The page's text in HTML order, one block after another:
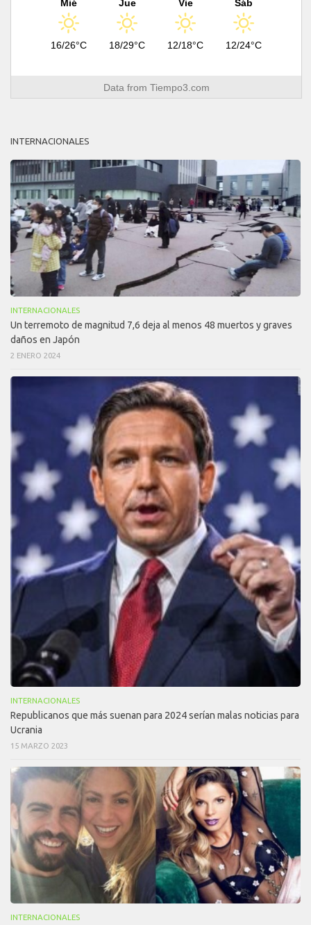
Mié
16/26°C
Jue
18/29°C
Vie
12/18°C
Sáb
12/24°C
Data from Tiempo3.com
INTERNACIONALES
INTERNACIONALES
Un terremoto de magnitud 7,6 deja al menos 48 muertos y graves
daños en Japón
2 ENERO 2024
INTERNACIONALES
Republicanos que más suenan para 2024 serían malas noticias para
Ucrania
15 MARZO 2023
INTERNACIONALES